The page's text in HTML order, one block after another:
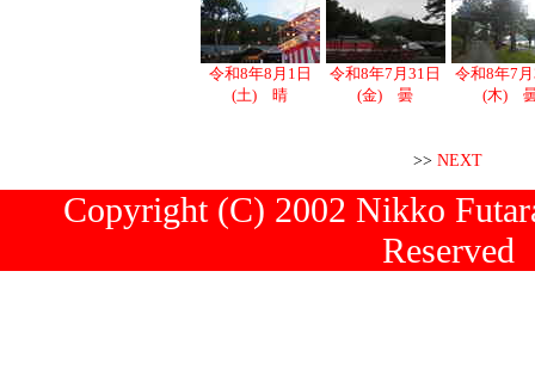
令和8年8月1日
(土) 晴
令和8年7月31日
(金) 曇
令和8年7
(木)
>> NEXT
Copyright (C) 2002 Nikko
Reserved